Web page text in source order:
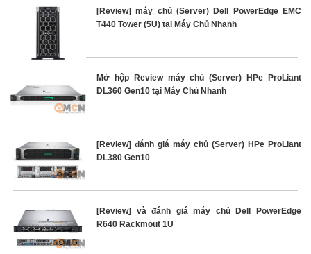
[Review] máy chủ (Server) Dell PowerEdge EMC
T440 Tower (5U) tại Máy Chủ Nhanh
Mở hộp Review máy chủ (Server) HPe ProLiant
DL360 Gen10 tại Máy Chủ Nhanh
[Review] đánh giá máy chủ (Server) HPe ProLiant
DL380 Gen10
[Review] và đánh giá máy chủ Dell PowerEdge
R640 Rackmout 1U